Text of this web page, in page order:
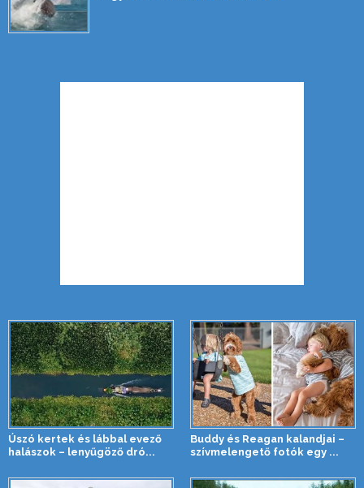
Úszó kertek és lábbal evező
halászok – lenyűgöző dró...
Buddy és Reagan kalandjai –
szívmelengető fotók egy ...